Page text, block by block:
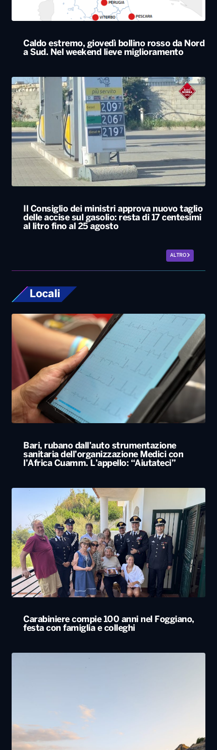
Caldo estremo, giovedì bollino rosso da Nord
a Sud. Nel weekend lieve miglioramento
Il Consiglio dei ministri approva nuovo taglio
delle accise sul gasolio: resta di 17 centesimi
al litro fino al 25 agosto
ALTRO
Locali
Bari, rubano dall’auto strumentazione
sanitaria dell’organizzazione Medici con
l’Africa Cuamm. L’appello: “Aiutateci”
Carabiniere compie 100 anni nel Foggiano,
festa con famiglia e colleghi